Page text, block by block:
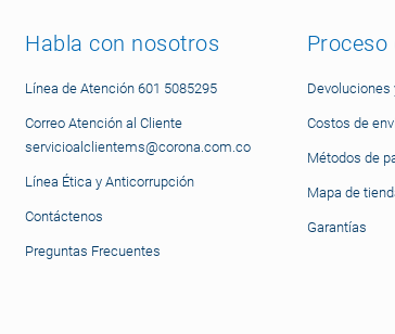
Habla con nosotros
Línea de Atención 601 5085295
Correo Atención al Cliente
servicioalclientems@corona.com.co
Línea Ética y Anticorrupción
Contáctenos
Preguntas Frecuentes
Devoluciones
Costos de
Métodos de
Mapa de
Garantías